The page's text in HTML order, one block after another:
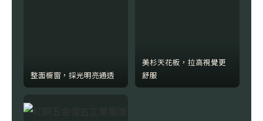
整面櫥窗，採光明亮通透
美杉天花板，拉高視覺更
舒服